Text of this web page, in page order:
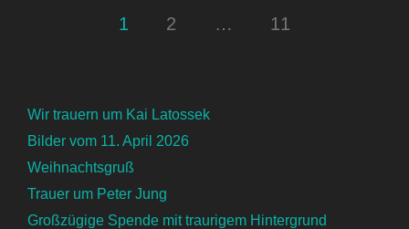
1 2 11
Wir trauern um Kai Latossek
Bilder vom 11. April 2026
Weihnachtsgruß
Trauer um Peter Jung
Großzügige Spende mit traurigem Hintergrund